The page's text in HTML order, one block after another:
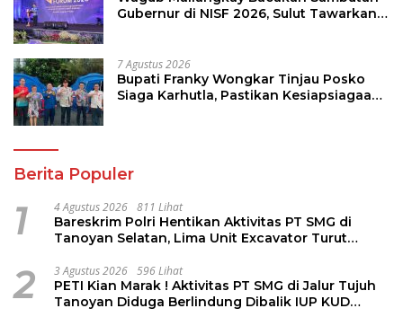
Gubernur di NISF 2026, Sulut Tawarkan
7 Agustus 2026
Bupati Franky Wongkar Tinjau Posko
Siaga Karhutla, Pastikan Kesiapsiagaan
Berita Populer
1 4 Agustus 2026 811 Lihat
Bareskrim Polri Hentikan Aktivitas PT SMG di
Tanoyan Selatan, Lima Unit Excavator Turut
2 3 Agustus 2026 596 Lihat
PETI Kian Marak ! Aktivitas PT SMG di Jalur Tujuh
Tanoyan Diduga Berlindung Dibalik IUP KUD